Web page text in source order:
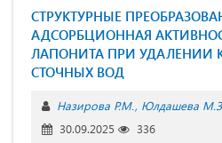
СТРУКТУРНЫЕ
АДСОРБЦИОННАЯ
ЛАПОНИТА ПРИ УДАЛЕНИИ
СТОЧНЫХ ВОД
Назирова Р.М. Юлдашева
30.09.2025
336